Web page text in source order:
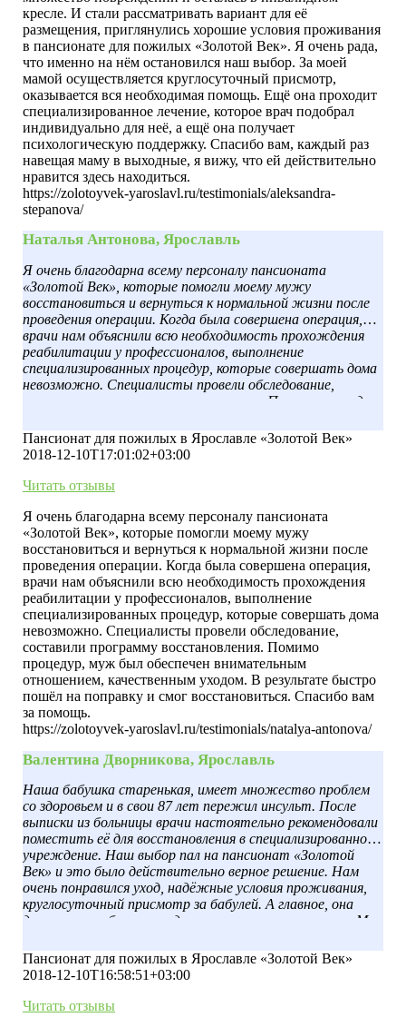
кресле. И стали рассматривать вариант для её
размещения, приглянулись хорошие условия проживания
в пансионате для пожилых «Золотой Век». Я очень рада,
что именно на нём остановился наш выбор. За моей
мамой осуществляется круглосуточный присмотр,
оказывается вся необходимая помощь. Ещё она проходит
специализированное лечение, которое врач подобрал
индивидуально для неё, а ещё она получает
психологическую поддержку. Спасибо вам, каждый раз
навещая маму в выходные, я вижу, что ей действительно
нравится здесь находиться.
https://zolotoyvek-yaroslavl.ru/testimonials/aleksandra-
stepanova/
Наталья Антонова, Ярославль
Я очень благодарна всему персоналу пансионата
«Золотой Век», которые помогли моему мужу
восстановиться и вернуться к нормальной жизни после
проведения операции. Когда была совершена операция,
врачи нам объяснили всю необходимость прохождения
реабилитации у профессионалов, выполнение
специализированных процедур, которые совершать дома
невозможно. Специалисты провели обследование,
составили программу восстановления. Помимо процедур,
качественным уходом. В результате быстро пошёл на
поправку и смог восстановиться. Спасибо вам за помощь.
Пансионат для пожилых в Ярославле «Золотой Век»
2018-12-10T17:01:02+03:00
Читать отзывы
Я очень благодарна всему персоналу пансионата
«Золотой Век», которые помогли моему мужу
восстановиться и вернуться к нормальной жизни после
проведения операции. Когда была совершена операция,
врачи нам объяснили всю необходимость прохождения
реабилитации у профессионалов, выполнение
специализированных процедур, которые совершать дома
невозможно. Специалисты провели обследование,
составили программу восстановления. Помимо
процедур, муж был обеспечен внимательным
отношением, качественным уходом. В результате быстро
пошёл на поправку и смог восстановиться. Спасибо вам
за помощь.
https://zolotoyvek-yaroslavl.ru/testimonials/natalya-antonova/
Валентина Дворникова, Ярославль
Наша бабушка старенькая, имеет множество проблем
со здоровьем и в свои 87 лет пережил инсульт. После
выписки из больницы врачи настоятельно рекомендовали
поместить её для восстановления в специализированное
учреждение. Наш выбор пал на пансионат «Золотой
Век» и это было действительно верное решение. Нам
очень понравился уход, надёжные условия проживания,
круглосуточный присмотр за бабулей. А главное, она
довольна, улыбается, ходит чистенькая, ухоженная. Мы
хочет остаться здесь, гулять на свежем воздухе, а не
находится в душной квартире. Спасибо вам большое за
Пансионат для пожилых в Ярославле «Золотой Век»
2018-12-10T16:58:51+03:00
Читать отзывы